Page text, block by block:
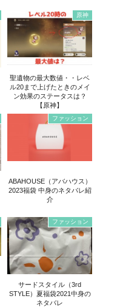
原神
聖遺物の最大数値・・レベ
ル20まで上げたときのメイ
ン効果のステータスは？
【原神】
ファッション
ABAHOUSE（アバハウス）
2023福袋 中身のネタバレ紹
介
ファッション
サードスタイル（3rd
STYLE）夏福袋2021中身の
ネタバレ